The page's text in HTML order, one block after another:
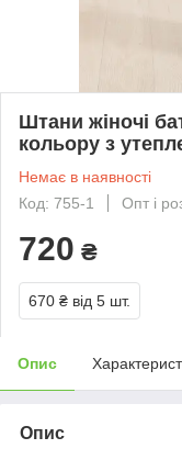
Штани жіночі
кольору з
Немає в наявності
Код: 755-1
Опт і
720 ₴
670 ₴ від 5 шт.
Опис
Опис